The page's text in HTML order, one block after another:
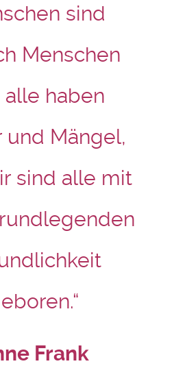
sind
Menschen
alle haben
und Mängel,
sind alle mit
Frank